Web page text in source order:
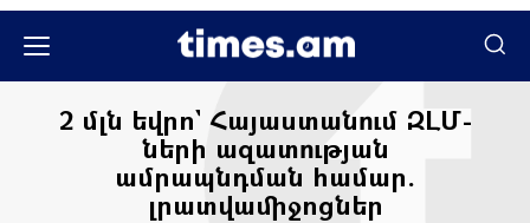
2 մլն եվրո` Հայաստանում ԶԼՄ-
ների ազատության
ամրապնդման համար.
լրատվամիջոցներ